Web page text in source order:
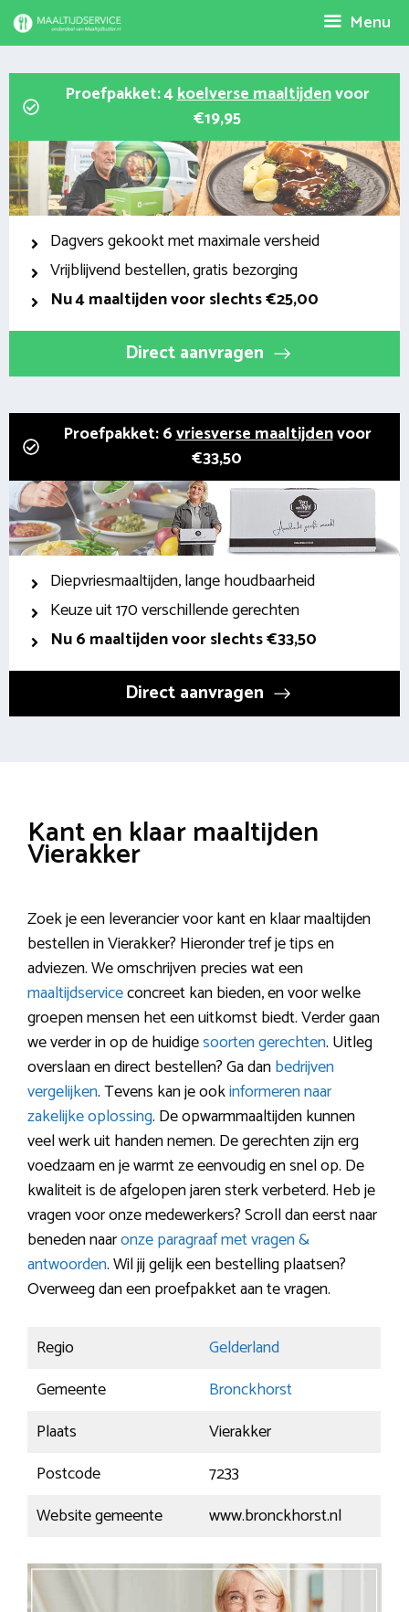
Spring
naar
Menu
Proefpakket: 4koelverse maaltijdenvoor
€19,95
Dagvers gekookt met maximale versheid
Vrijblijvend bestellen, gratis bezorging
Nu4 maaltijden voor slechts €25,00
Direct aanvragen
Proefpakket: 6vriesverse maaltijdenvoor
€33,50
Diepvriesmaaltijden, lange houdbaarheid
Keuze uit 170 verschillende gerechten
Nu 6 maaltijden voor slechts €33,50
Direct aanvragen
Kant en klaar maaltijden
Vierakker
Zoek je een leverancier voor kant en klaar maaltijden
bestellen in Vierakker? Hieronder tref je tips en
adviezen. We omschrijven precies wat een
maaltijdserviceconcreet kan bieden, en voor welke
groepen mensen het een uitkomst biedt. Verder gaan
we verder in op de huidigesoorten gerechten. Uitleg
overslaan en direct bestellen? Ga danbedrijven
vergelijken. Tevens kan je ookinformeren naar
zakelijke oplossing. De opwarmmaaltijden kunnen
veel werk uit handen nemen. De gerechten zijn erg
voedzaam en je warmt ze eenvoudig en snel op. De
kwaliteit is de afgelopen jaren sterk verbeterd. Heb je
vragen voor onze medewerkers? Scroll dan eerst naar
beneden naaronze paragraaf met vragen &
antwoorden. Wil jij gelijk een bestelling plaatsen?
Overweeg dan een proefpakket aan te vragen.
Regio
Gelderland
Gemeente
Bronckhorst
Plaats
Vierakker
Postcode
7233
Website gemeente
www.bronckhorst.nl